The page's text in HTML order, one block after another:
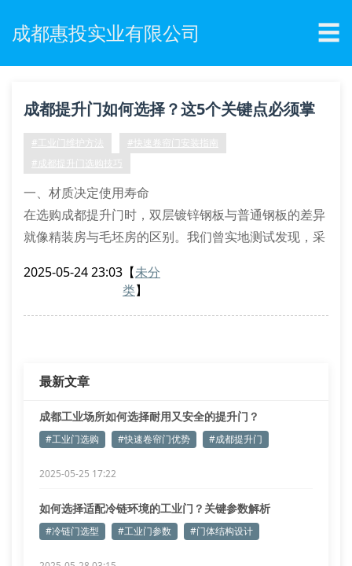
成都惠投实业有限公司 ☰
成都提升门如何选择？这5个关键点必须掌
握！
#工业门维护方法
#快速卷帘门安装指南
#成都提升门选购技巧
一、材质决定使用寿命
在选购成都提升门时，双层镀锌钢板与普通钢板的差异
就像精装房与毛坯房的区别。我们曾实地测试发现，采
建议要求商家出示材质检测报告，特别注意门板夹层中
护功能，运
2025-05-24 23:03 【未分
类】
最新文章
成都工业场所如何选择耐用又安全的提升门？
#工业门选购 #快速卷帘门优势 #成都提升门
2025-05-25 17:22
如何选择适配冷链环境的工业门？关键参数解析
#冷链门选型 #工业门参数 #门体结构设计